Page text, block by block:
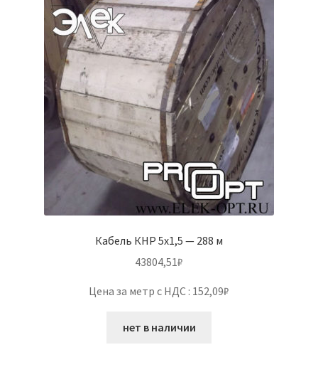
Кабель КНР 5х1,5 — 288 м
43804,51₽
Цена за метр с НДС : 152,09₽
нет в наличии